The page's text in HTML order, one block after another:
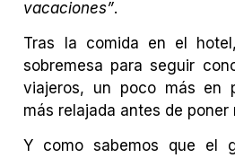
vacaciones”.
Tras la comida en el
sobremesa para seguir
viajeros, un poco más en
más relajada antes de poner
Y como sabemos que el